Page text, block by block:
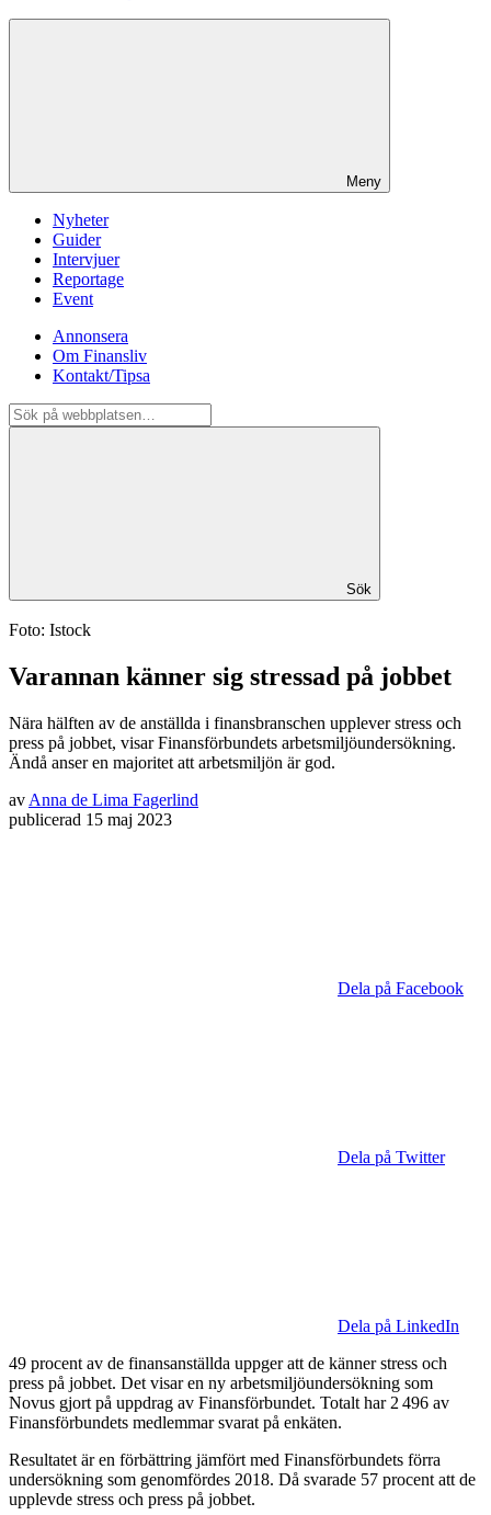
Meny
Nyheter
Guider
Intervjuer
Reportage
Event
Annonsera
Om Finansliv
Kontakt/Tipsa
Sök
Foto: Istock
Varannan känner sig stressad på jobbet
Nära hälften av de anställda i finansbranschen upplever stress och
press på jobbet, visar Finansförbundets arbetsmiljöundersökning.
Ändå anser en majoritet att arbetsmiljön är god.
av Anna de Lima Fagerlind
publicerad 15 maj 2023
Dela på Facebook
Dela på Twitter
Dela på LinkedIn
49 procent av de finansanställda uppger att de känner stress och
press på jobbet. Det visar en ny arbetsmiljöundersökning som
Novus gjort på uppdrag av Finansförbundet. Totalt har 2 496 av
Finansförbundets medlemmar svarat på enkäten.
Resultatet är en förbättring jämfört med Finansförbundets förra
undersökning som genomfördes 2018. Då svarade 57 procent att de
upplevde stress och press på jobbet.